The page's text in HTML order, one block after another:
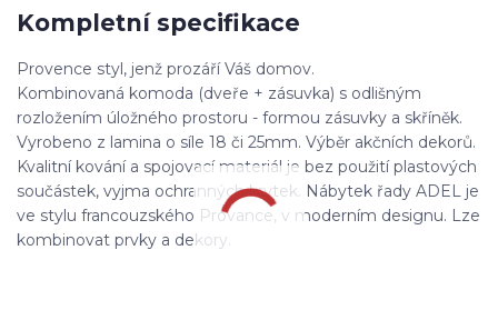
Kompletní specifikace
Provence styl, jenž prozáří Váš domov.
Kombinovaná komoda (dveře + zásuvka) s odlišným
rozložením úložného prostoru - formou zásuvky a skříněk.
Vyrobeno z lamina o síle 18 či 25mm. Výběr akčních dekorů.
Kvalitní kování a spojovací materiál je bez použití plastových
součástek, vyjma ochranných krytek. Nábytek řady ADEL je
ve stylu francouzského Provance, v moderním designu. Lze
kombinovat prvky a dekory.